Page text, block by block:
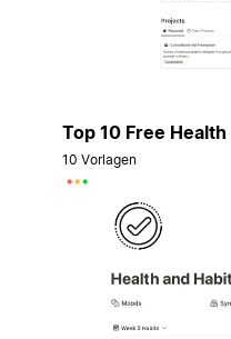
Top 10 Free
10 Vorlagen